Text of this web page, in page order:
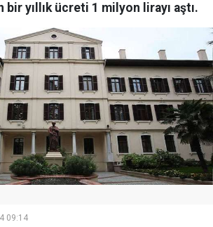
bir yıllık ücreti 1 milyon lirayı aştı.
09:14